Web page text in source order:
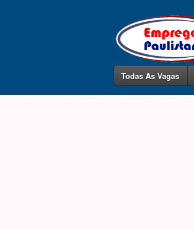
Todas As Vagas